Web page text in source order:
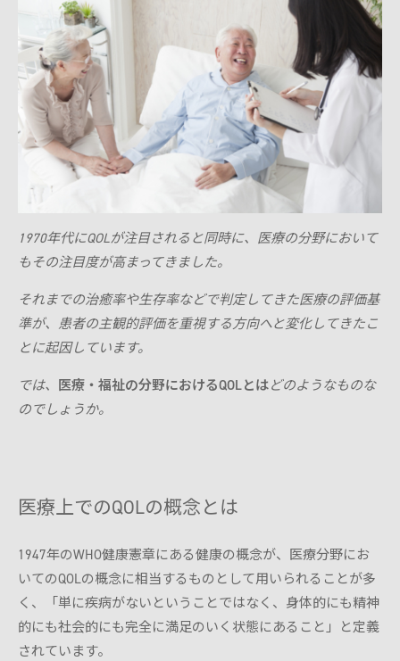
1970年代にQOLが注目されると同時に、医療の分野において
もその注目度が高まってきました。
それまでの治癒率や生存率などで判定してきた医療の評価基
準が、患者の主観的評価を重視する方向へと変化してきたこ
とに起因しています。
では、 医療・福祉の分野におけるQOLとはどのようなものな
のでしょうか。
医療上でのQOLの概念とは
1947年のWHO健康憲章にある健康の概念が、医療分野にお
いてのQOLの概念に相当するものとして用いられることが多
く、「単に疾病がないということではなく、身体的にも精神
的にも社会的にも完全に満足のいく状態にあること」と定義
されています。